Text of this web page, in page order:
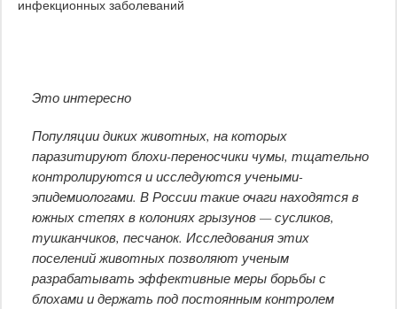
Это интересно
Популяции диких животных, на которых
паразитируют блохи-переносчики чумы, тщательно
контролируются и исследуются учеными-
эпидемиологами. В России такие очаги находятся в
южных степях в колониях грызунов — сусликов,
тушканчиков, песчанок. Исследования этих
поселений животных позволяют ученым
разрабатывать эффективные меры борьбы с
блохами и держать под постоянным контролем